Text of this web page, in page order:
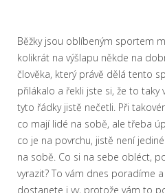
Běžky jsou oblíbeným sportem
kolikrát na výšlapu někde na
člověka, který právě dělá tento
přilákalo a řekli jste si, že to taky
tyto řádky jistě nečetli. Při
co mají lidé na sobě, ale třeba
co je na povrchu, jistě není
na sobě. Co si na sebe obléct,
vyrazit? To vám dnes poradíme
dostanete i vy, protože vám to